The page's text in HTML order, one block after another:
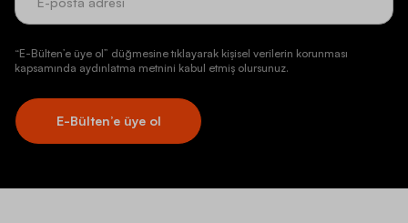
“E-Bülten’e üye ol” düğmesine tıklayarak kişisel verilerin korunması
kapsamında aydınlatma metnini kabul etmiş olursunuz.
E-Bülten’e üye ol